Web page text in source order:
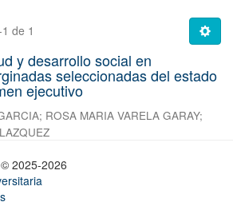
de 1
y desarrollo social en
seleccionadas del estado
ejecutivo
; ROSA MARIA VARELA GARAY;
2025-2026